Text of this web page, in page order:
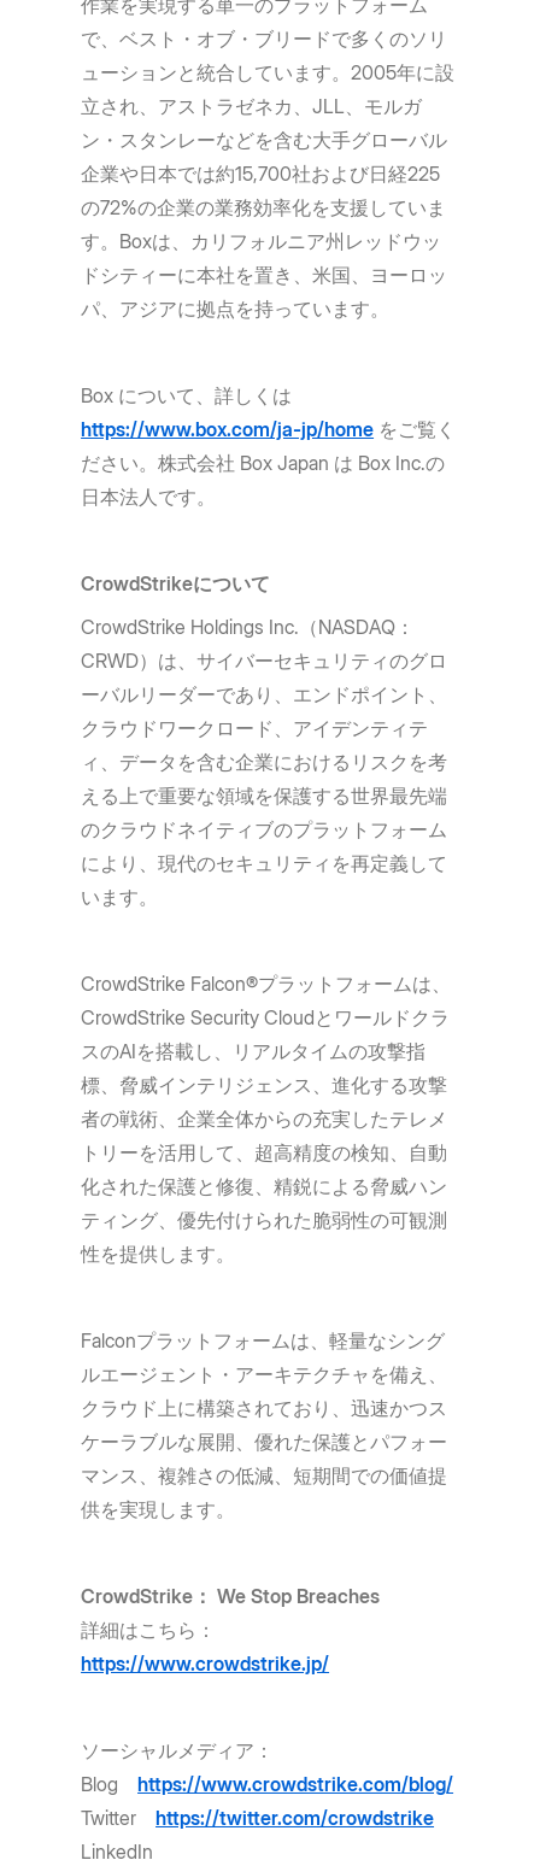
作業を実現する単一のプラットフォーム
で、ベスト・オブ・ブリードで多くのソリ
ューションと統合しています。2005年に設
立され、アストラゼネカ、JLL、モルガ
ン・スタンレーなどを含む大手グローバル
企業や日本では約15,700社および日経225
の72%の企業の業務効率化を支援していま
す。Boxは、カリフォルニア州レッドウッ
ドシティーに本社を置き、米国、ヨーロッ
パ、アジアに拠点を持っています。
Box について、詳しくは
https://www.box.com/ja-jp/home をご覧く
ださい。株式会社 Box Japan は Box Inc.の
日本法人です。
CrowdStrikeについて
CrowdStrike Holdings Inc.（NASDAQ：
CRWD）は、サイバーセキュリティのグロ
ーバルリーダーであり、エンドポイント、
クラウドワークロード、アイデンティテ
ィ、データを含む企業におけるリスクを考
える上で重要な領域を保護する世界最先端
のクラウドネイティブのプラットフォーム
により、現代のセキュリティを再定義して
います。
CrowdStrike Falcon®プラットフォームは、
CrowdStrike Security Cloudとワールドクラ
スのAIを搭載し、リアルタイムの攻撃指
標、脅威インテリジェンス、進化する攻撃
者の戦術、企業全体からの充実したテレメ
トリーを活用して、超高精度の検知、自動
化された保護と修復、精鋭による脅威ハン
ティング、優先付けられた脆弱性の可観測
性を提供します。
Falconプラットフォームは、軽量なシング
ルエージェント・アーキテクチャを備え、
クラウド上に構築されており、迅速かつス
ケーラブルな展開、優れた保護とパフォー
マンス、複雑さの低減、短期間での価値提
供を実現します。
CrowdStrike： We Stop Breaches
詳細はこちら：
https://www.crowdstrike.jp/
ソーシャルメディア：
Bloghttps://www.crowdstrike.com/blog/
Twitterhttps://twitter.com/crowdstrike
LinkedIn